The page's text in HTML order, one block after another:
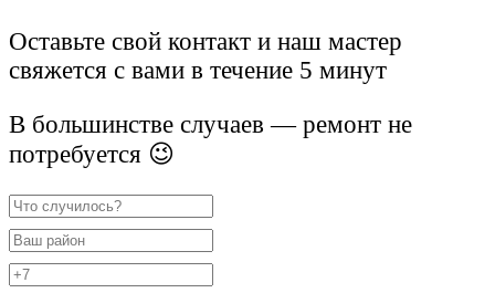
Оставьте свой контакт и наш мастер
свяжется с вами в течение 5 минут
В большинстве случаев — ремонт не
потребуется 😉